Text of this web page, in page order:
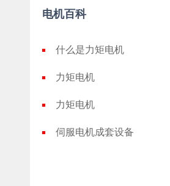
电机百科
什么是力矩电机
力矩电机
力矩电机
伺服电机成套设备